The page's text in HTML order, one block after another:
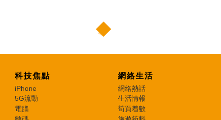
科技焦點
iPhone
5G流動
電腦
網絡生活
網絡熱話
生活情報
筍買着數